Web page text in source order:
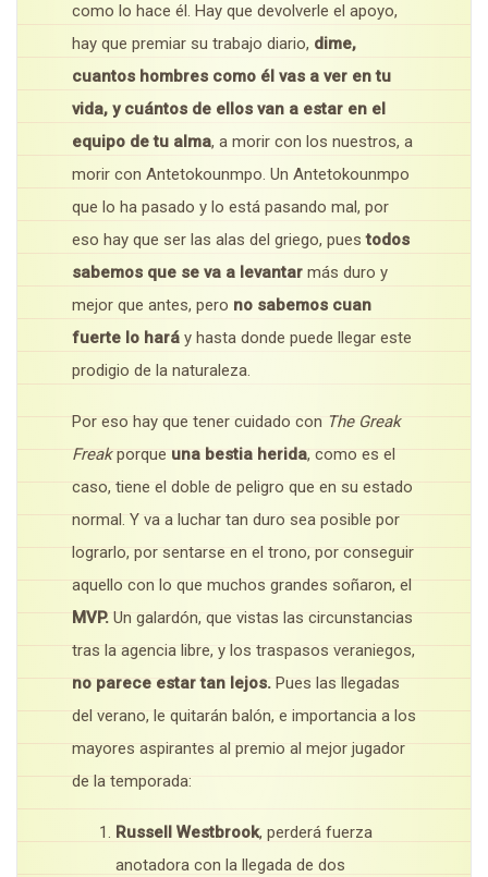
como lo hace él. Hay que devolverle el apoyo,
hay que premiar su trabajo diario, dime,
cuantos hombres como él vas a ver en tu
vida, y cuántos de ellos van a estar en el
equipo de tu alma, a morir con los nuestros, a
morir con Antetokounmpo. Un Antetokounmpo
que lo ha pasado y lo está pasando mal, por
eso hay que ser las alas del griego, pues todos
sabemos que se va a levantar más duro y
mejor que antes, pero no sabemos cuan
fuerte lo hará y hasta donde puede llegar este
prodigio de la naturaleza.
Por eso hay que tener cuidado con The Greak
Freakporque una bestia herida, como es el
caso, tiene el doble de peligro que en su estado
normal. Y va a luchar tan duro sea posible por
lograrlo, por sentarse en el trono, por conseguir
aquello con lo que muchos grandes soñaron, el
MVP. Un galardón, que vistas las circunstancias
tras la agencia libre, y los traspasos veraniegos,
no parece estar tan lejos. Pues las
llegadas
del verano, le quitarán balón, e importancia a los
mayores aspirantes al premio al mejor jugador
de la temporada:
Russell Westbrook, perderá fuerza
anotadora con la llegada de dos